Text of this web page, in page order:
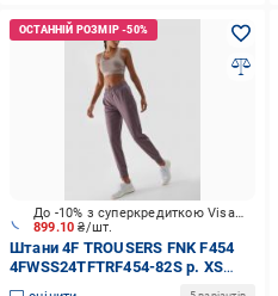
899.10₴/шт.
До -10% з суперкредиткою Visa Вигода
Штани 4F TROUSERS FNK F454
4FWSS24TFTRF454-82S р. XS
коричневий